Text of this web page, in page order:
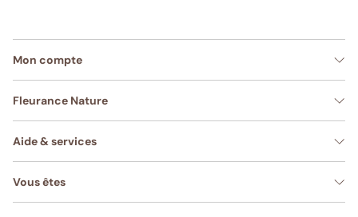
Mon compte
Fleurance Nature
Aide & services
Vous êtes